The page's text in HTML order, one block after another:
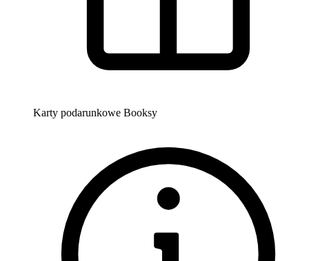
Karty podarunkowe Booksy